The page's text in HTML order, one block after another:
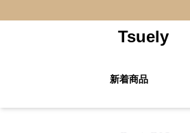
Tsuely
新着商品